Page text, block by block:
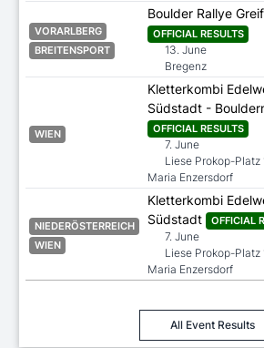
VORARLBERG
BREITENSPORT
Boulder Rallye
OFFICIAL RESULTS
13. June
Bregenz
WIEN
Kletterkombi
Südstadt -
OFFICIAL RESULTS
7. June
Liese Prokop-Platz
Maria Enzersdorf
NIEDERÖSTERREICH
WIEN
Kletterkombi
Südstadt OFFICIAL
7. June
Liese Prokop-Platz
Maria Enzersdorf
All Event Results